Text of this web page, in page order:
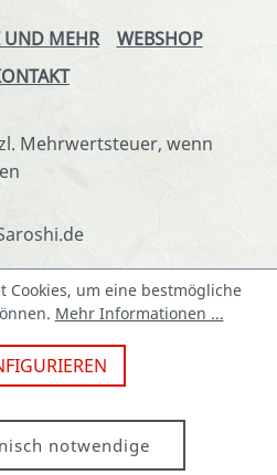
UND MEHR
WEBSHOP
Mehrwertsteuer, wenn
Cookies, um eine bestmögliche
Mehr Informationen ...
notwendige